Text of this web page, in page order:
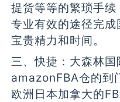
提货等等的繁琐手
专业有效的途径完
宝贵精力和时间。
三、快捷：大森林
amazonFBA仓的到
欧洲日本加拿大的